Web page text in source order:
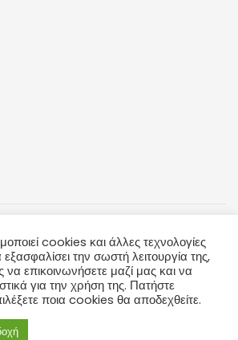
ΤΕΧΝΗ
cookies και άλλες τεχνολογίες
την σωστή λειτουργία της,
να επικοινωνήσετε μαζί μας και να
για την χρήση της. Πατήστε
ποια cookies θα αποδεχθείτε.